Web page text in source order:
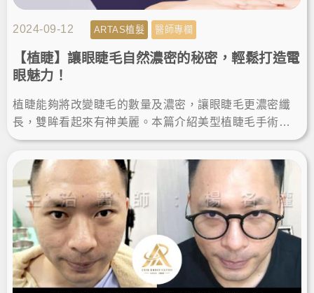
2024-09-12 ARTAS植髮 醫師專欄
【植睫】讓眼睫毛自然濃密的秘密，輕鬆打造電
眼魅力！
植睫能夠將改變睫毛的數量及濃密，讓眼睫毛更濃密纖
長，雙眸看起來有神美麗。本篇介紹美型植睫毛手術，
由楊氏羅丹診所的鄭源醫師分享，讓我們跟著專家的腳
步一起聽看看吧！